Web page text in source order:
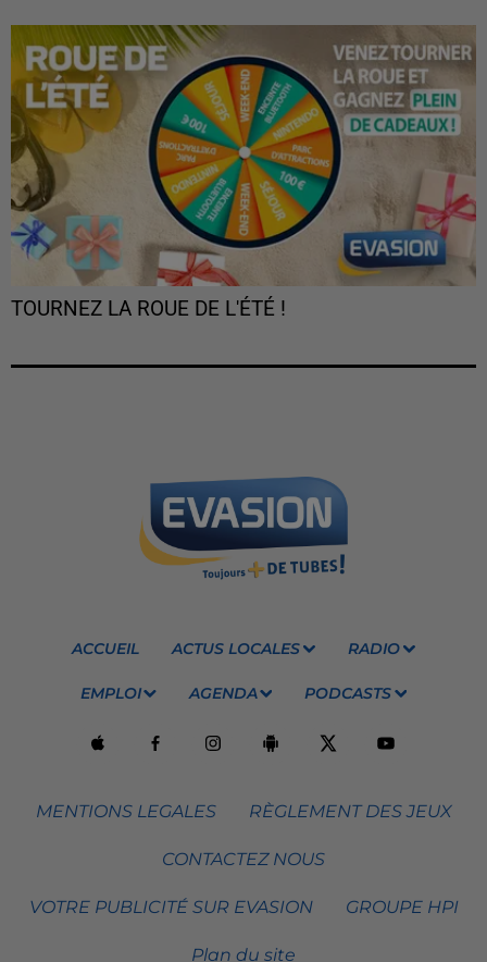
TOURNEZ LA ROUE DE L'ÉTÉ !
ACCUEIL ACTUS LOCALES RADIO
EMPLOI AGENDA PODCASTS
MENTIONS LEGALES RÈGLEMENT DES JEUX
CONTACTEZ NOUS
VOTRE PUBLICITÉ SUR EVASION GROUPE HPI
Plan du site